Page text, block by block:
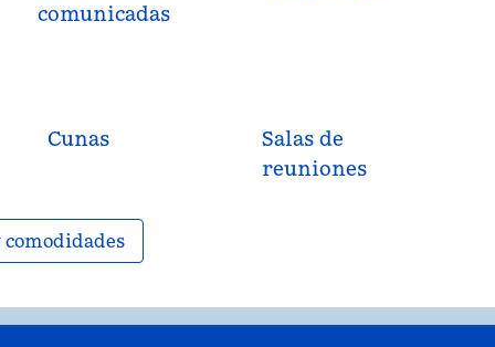
comunicadas
Cunas
Salas de
reuniones
comodidades